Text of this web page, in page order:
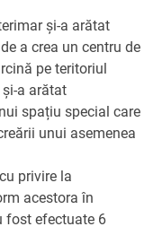
și-a arătat
a crea un centru de
pe teritoriul
a arătat
spațiu special care
unui asemenea
privire la
acestora în
fost efectuate 6